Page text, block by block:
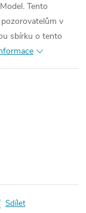
Tento
v
sbírku o tento
Sdílet